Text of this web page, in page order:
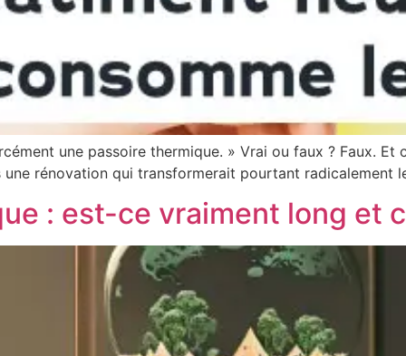
une passoire thermique. » Vrai ou faux ? Faux.
une rénovation qui transformerait pourtant
: est-ce vraiment long et